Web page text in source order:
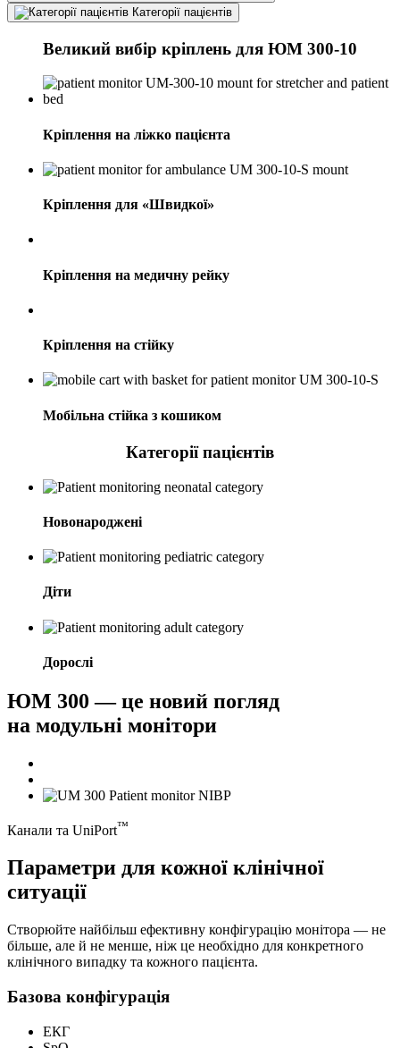
Категорії пацієнтів
Великий вибір кріплень для ЮМ 300-10
Кріплення на ліжко пацієнта
Кріплення для «Швидкої»
Кріплення на медичну рейку
Кріплення на стійку
Мобільна стійка з кошиком
Категоріїпацієнтів
Новонароджені
Діти
Дорослі
ЮМ 300 — це новий погляд
на модульні монітори
Канали та UniPort™
Параметри для кожної клінічної
ситуації
Створюйте найбільш ефективну конфігурацію монітора — не
більше, але й не менше, ніж це необхідно для конкретного
клінічного випадку та кожного пацієнта.
Базова конфігурація
ЕКГ